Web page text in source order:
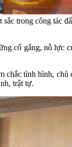
trong công tác
cố gắng, nỗ lực
chắc tình hình, chủ
trật tự.